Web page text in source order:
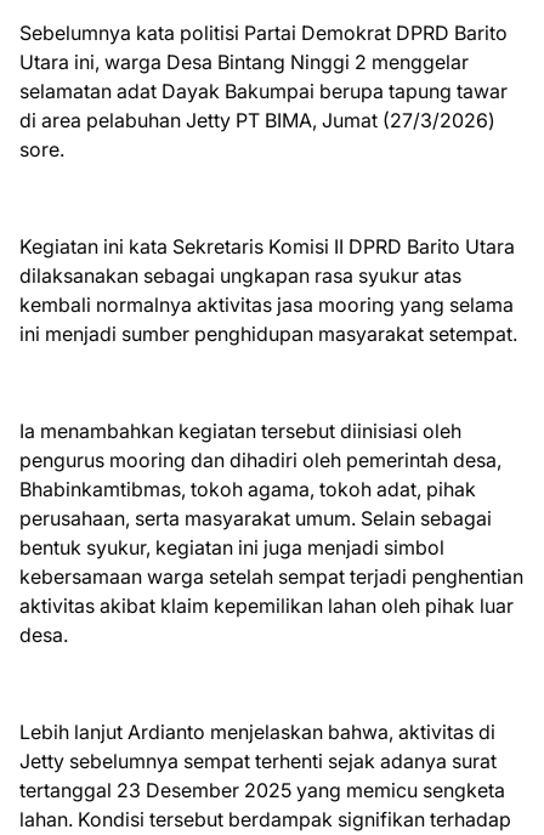
Sebelumnya kata politisi Partai Demokrat DPRD Barito
Utara ini, warga Desa Bintang Ninggi 2 menggelar
selamatan adat Dayak Bakumpai berupa tapung tawar
di area pelabuhan Jetty PT BIMA, Jumat (27/3/2026)
sore.
Kegiatan ini kata Sekretaris Komisi II DPRD Barito Utara
dilaksanakan sebagai ungkapan rasa syukur atas
kembali normalnya aktivitas jasa mooring yang selama
ini menjadi sumber penghidupan masyarakat setempat.
Ia menambahkan kegiatan tersebut diinisiasi oleh
pengurus mooring dan dihadiri oleh pemerintah desa,
Bhabinkamtibmas, tokoh agama, tokoh adat, pihak
perusahaan, serta masyarakat umum. Selain sebagai
bentuk syukur, kegiatan ini juga menjadi simbol
kebersamaan warga setelah sempat terjadi penghentian
aktivitas akibat klaim kepemilikan lahan oleh pihak luar
desa.
Lebih lanjut Ardianto menjelaskan bahwa, aktivitas di
Jetty sebelumnya sempat terhenti sejak adanya surat
tertanggal 23 Desember 2025 yang memicu sengketa
lahan. Kondisi tersebut berdampak signifikan terhadap